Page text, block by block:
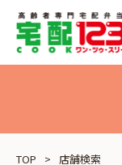
TOP 店舗検索